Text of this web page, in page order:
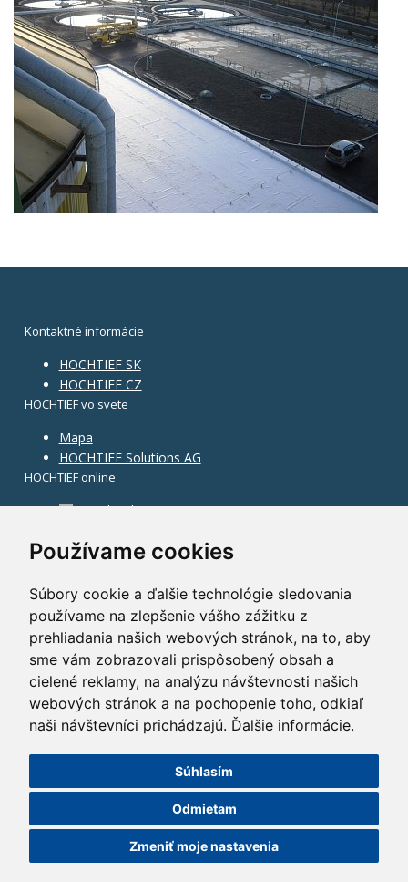
Používame cookies
Súbory cookie a ďalšie technológie sledovania
používame na zlepšenie vášho zážitku z
prehliadania našich webových stránok, na to, aby
sme vám zobrazovali prispôsobený obsah a
cielené reklamy, na analýzu návštevnosti našich
webových stránok a na pochopenie toho, odkiaľ
naši návštevníci prichádzajú. Ďalšie informácie.
Súhlasím
Odmietam
Zmeniť moje nastavenia
Kontaktné informácie
HOCHTIEF SK
HOCHTIEF CZ
HOCHTIEF vo svete
Mapa
HOCHTIEF Solutions AG
HOCHTIEF online
Facebook
©2014 HOCHTIEF CZ a. s.
Nastavení cookies| Powered by: